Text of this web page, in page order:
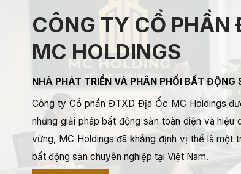
CÔNG TY CỔ
MC HOLDINGS
NHÀ PHÁT TRIỂN VÀ PHÂN PHỐI BẤT ĐỘNG
Công ty Cổ phần ĐTXD Địa Ốc MC Holdings
những giải pháp bất động sản toàn diện và hiệu
vững, MC Holdings đã khẳng định vị thế là một
bất động sản chuyên nghiệp tại Việt Nam.